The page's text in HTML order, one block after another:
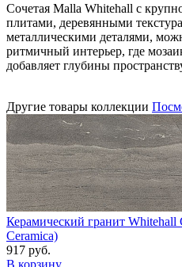
Сочетая Malla Whitehall с
плитами, деревянными
металлическими деталями,
ритмичный интерьер, где
добавляет глубины
Другие товары коллекции
Керамический гранит Whitehall
Ceramica)
917 руб.
В корзину